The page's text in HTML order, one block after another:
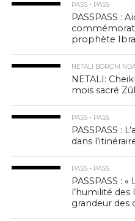
PASS - PASS
PASSPASS :
prophète
NETALI BOROM
NETALI:
mois sacré
PASS - PASS
PASSPASS :
dans
PASS - PASS
PASSPASS :
l’humilité des
grandeur des